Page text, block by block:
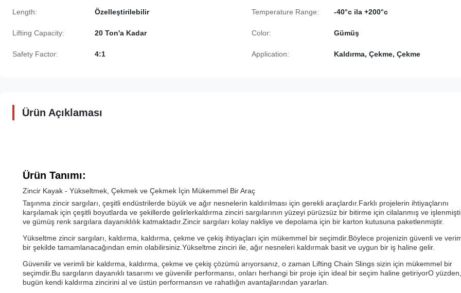
Length: Özelleştirilebilir Temperature Range: -40°c ila +200°c
Lifting Capacity: 20 Ton'a Kadar Color: Gümüş
Safety Factor: 4:1 Application: Kaldırma, Çekme, Çekme
Ürün Açıklaması
Ürün Tanımı:
Zincir Kayak - Yükseltmek, Çekmek ve Çekmek İçin Mükemmel Bir Araç
Taşınma zincir sargıları, çeşitli endüstrilerde büyük ve ağır nesnelerin kaldırılması için gerekli araçlardır.Farklı projelerin ihtiyaçlarını
karşılamak için çeşitli boyutlarda ve şekillerde gelirlerkaldırma zinciri sargılarının yüzeyi pürüzsüz bir bitirme için cilalanmış ve
ve gümüş renk sargılara dayanıklılık katmaktadır.Zincir sargıları kolay nakliye ve depolama için bir karton kutusuna paketlenmiştir.
Yükseltme zincir sargıları, kaldırma, kaldırma, çekme ve çekiş ihtiyaçları için mükemmel bir seçimdir.Böylece projenizin güvenli ve
bir şekilde tamamlanacağından emin olabilirsiniz.Yükseltme zinciri ile, ağır nesneleri kaldırmak basit ve uygun bir iş haline gelir.
Güvenilir ve verimli bir kaldırma, kaldırma, çekme ve çekiş çözümü arıyorsanız, o zaman Lifting Chain Slings sizin için mükemmel bir
seçimdir.Bu sargıların dayanıklı tasarımı ve güvenilir performansı, onları herhangi bir proje için ideal bir seçim haline getiriyorO yüzden,
bugün kendi kaldırma zincirini al ve üstün performansın ve rahatlığın avantajlarından yararlan.